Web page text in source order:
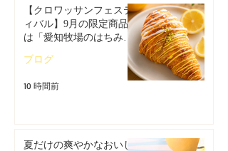
【クロワッサンフェステ
ィバル】9月の限定商品
は「愛知牧場のはちみつ
ン」🥐
ブログ
10 時間前
夏だけの爽やかなおいし